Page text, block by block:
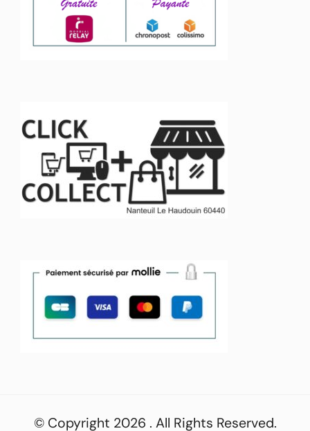
© Copyright 2026 . All Rights Reserved.